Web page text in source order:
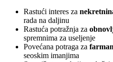
Rastući interes za
rada na daljinu
Rastuća potražnja za
spremnima za useljenje
Povećana potraga za
seoskim imanjima